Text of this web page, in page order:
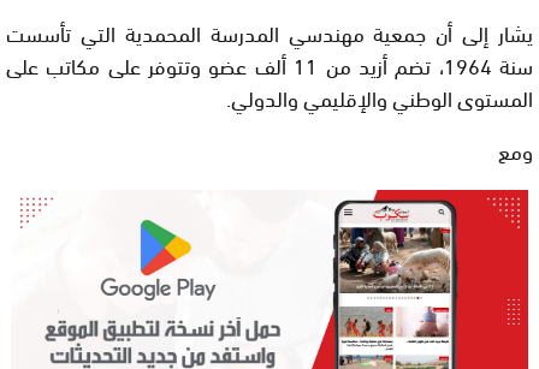
يشار إلى أن جمعية مهندسي المدرسة المحمدية التي تأسست
سنة 1964، تضم أزيد من 11 ألف عضو وتتوفر على مكاتب على
المستوى الوطني والإقليمي والدولي.
ومع